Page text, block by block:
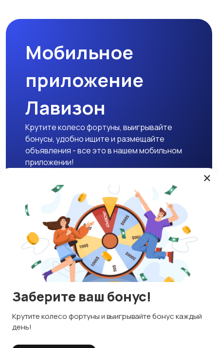
Мобильное
приложение
Лавизон
Крутите колесо фортуны, выигрывайте
бонусы, удобно ищите и размещайте
объявления - все это в нашем мобильном
приложении!
Скачать APK
Магазины Блог
О нас
Служба поддержки
☕ Поддержать проект
ИНН 592109881601
Используем куки и рекомендательные технологии
Это чтобы сайт работал лучше. Оставаясь с нами, вы
×
Заберите ваш бонус!
Крутите колесо фортуны и выигрывайте бонус каждый
день!